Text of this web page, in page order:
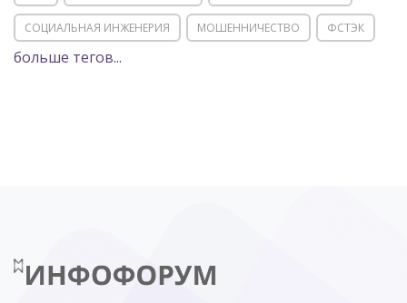
СОЦИАЛЬНАЯ ИНЖЕНЕРИЯ МОШЕННИЧЕСТВО ФСТЭК
POSITIVE TECHNOLOGIES
МИНЦИФРЫ РОССИИ NGFW
больше тегов...